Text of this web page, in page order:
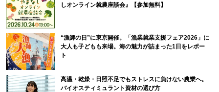
しオンライン就農座談会』【参加無料】
“漁師の日”に東京開催。「漁業就業支援フェア2026」に
大人も子どもも来場。海の魅力が詰まった1日をレポー
ト
高温・乾燥・日照不足でもストレスに負けない農業へ。
バイオスティミュラント資材の選び方